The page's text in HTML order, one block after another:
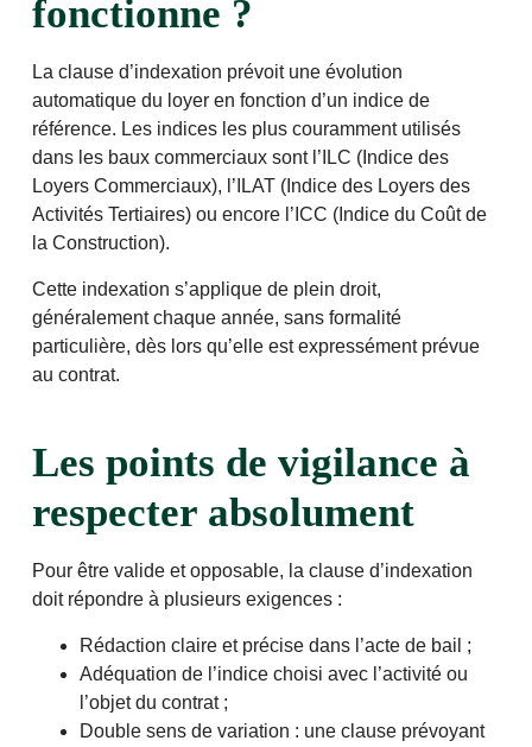
fonctionne ?
La clause d’indexation prévoit une évolution
automatique du loyer en fonction d’un indice de
référence. Les indices les plus couramment utilisés
dans les baux commerciaux sont l’ILC (Indice des
Loyers Commerciaux), l’ILAT (Indice des Loyers des
Activités Tertiaires) ou encore l’ICC (Indice du Coût de
la Construction).
Cette indexation s’applique de plein droit,
généralement chaque année, sans formalité
particulière, dès lors qu’elle est expressément prévue
au contrat.
Les points de vigilance à
respecter absolument
Pour être valide et opposable, la clause d’indexation
doit répondre à plusieurs exigences :
Rédaction claire et précise dans l’acte de bail ;
Adéquation de l’indice choisi avec l’activité ou
l’objet du contrat ;
Double sens de variation : une clause prévoyant